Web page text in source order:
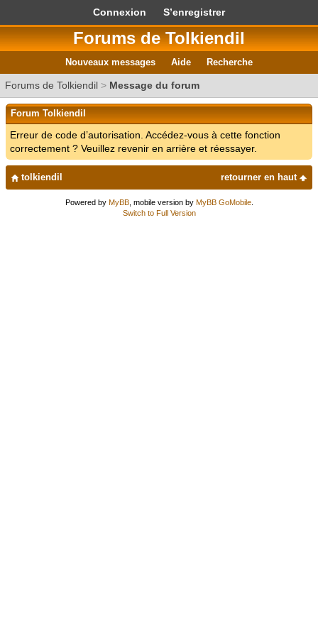
Connexion S’enregistrer
Forums de Tolkiendil
Nouveaux messages Aide Recherche
Forums de Tolkiendil > Message du forum
Forum Tolkiendil
Erreur de code d’autorisation. Accédez-vous à cette fonction
correctement ? Veuillez revenir en arrière et réessayer.
retourner en haut
tolkiendil
Powered by MyBB, mobile version by MyBB GoMobile.
Switch to Full Version